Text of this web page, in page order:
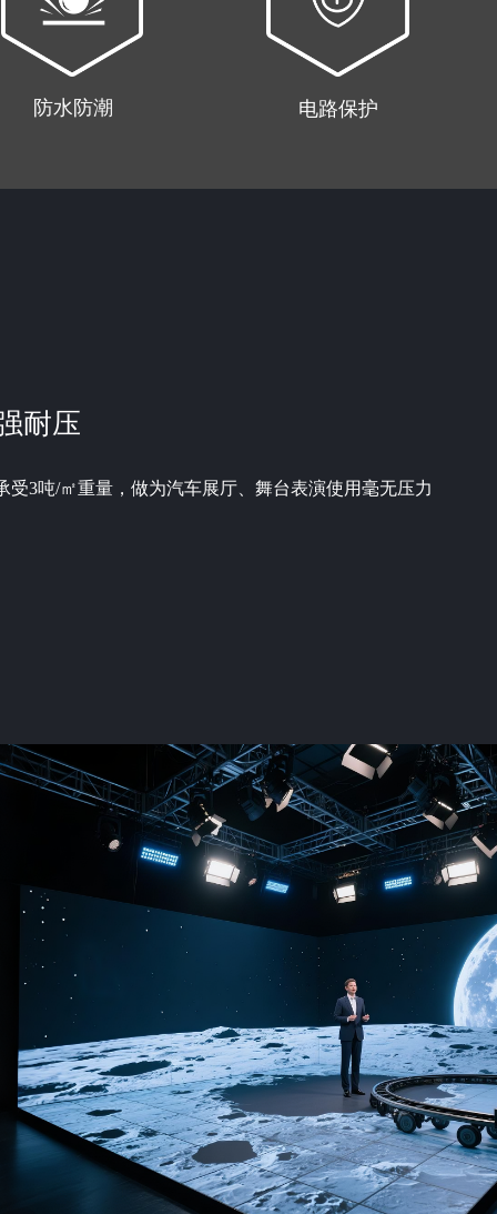
防水防潮 电路保护
耐压
受3吨/㎡重量，做为汽车展厅、舞台表演使用毫无压力